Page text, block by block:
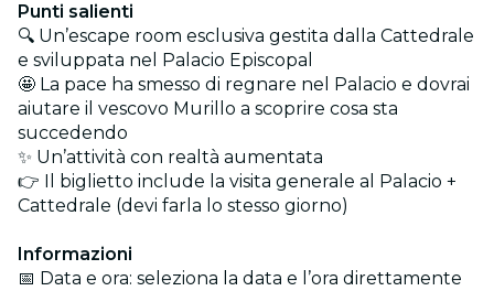
Punti salienti
🔍 Un’escape room esclusiva gestita dalla Cattedrale
e sviluppata nel Palacio Episcopal
🤩 La pace ha smesso di regnare nel Palacio e dovrai
aiutare il vescovo Murillo a scoprire cosa sta
succedendo
✨ Un’attività con realtà aumentata
👉 Il biglietto include la visita generale al Palacio +
Cattedrale (devi farla lo stesso giorno)
Informazioni
📅 Data e ora: seleziona la data e l’ora direttamente